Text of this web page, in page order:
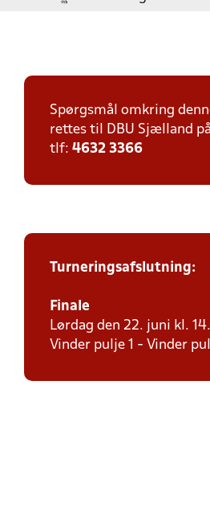
Spørgsmål omkring
rettes til DBU Sjælland på
tlf: 4632 3366
Turneringsafslutning:
Finale
Lørdag den 22. juni kl.
Vinder pulje 1 - Vinder